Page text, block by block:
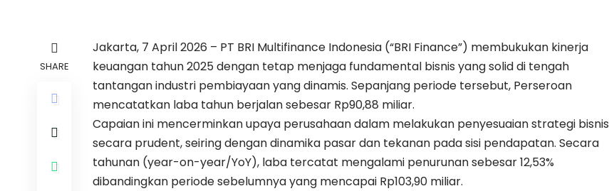
SHARE
Jakarta, 7 April 2026 – PT BRI Multifinance Indonesia (“BRI Finance”) membukukan kinerja
keuangan tahun 2025 dengan tetap menjaga fundamental bisnis yang solid di tengah
tantangan industri pembiayaan yang dinamis. Sepanjang periode tersebut, Perseroan
mencatatkan laba tahun berjalan sebesar Rp90,88 miliar.
Capaian ini mencerminkan upaya perusahaan dalam melakukan penyesuaian strategi bisnis
secara prudent, seiring dengan dinamika pasar dan tekanan pada sisi pendapatan. Secara
tahunan (year-on-year/YoY), laba tercatat mengalami penurunan sebesar 12,53%
dibandingkan periode sebelumnya yang mencapai Rp103,90 miliar.